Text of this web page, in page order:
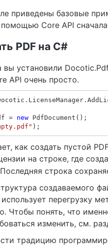
приведены базовые
Core API сначала
PDF на C#
вы установили
API очень просто.
. LicenseManager.
= new PdfDocument ();
);
как создать пустой
на строке, где
строка
создаваемого
перегрузку
Чтобы понять, что
изменить, см.
традицию